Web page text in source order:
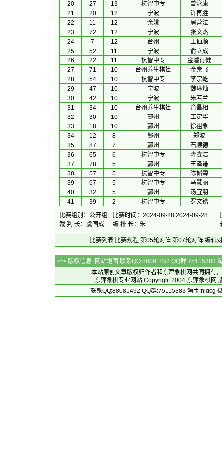
20
27 13 杭智中专
曾泳康
21
20 12 宁波
许再胜
22
11 12 余姚
屠营法
23
72 12 宁波
张文杰
24
7 12 台州
王仙顺
25
52 11 宁波
俞立成
26
22 11 杭智中专
金潘行健
27
71 10 台州养生棋社
金崇飞
28
54 10 杭智中专
李宗屹
29
47 10 宁波
魏琳灿
30
42 10 宁波
朱若兰
31
34 10 台州养生棋社
俞昌相
32
30 10 鄞州
王定华
33
18 10 鄞州
徐祖象
34
12 8 鄞州
郑波
35
87 7 鄞州
石顺德
36
65 6 杭智中专
隆鑫洁
37
78 5 鄞州
王泽谦
38
57 5 杭智中专
陈韬霖
39
67 5 杭智中专
马慧丽
40
32 5 鄞州
汤宜朋
41
39 2 杭智中专
罗文锴
比赛组别：公开组
比赛时间：2024-09-28 2024-09-28
裁 判 长：虞国成
编 排 长：朱
比赛列表 比赛规程 第05轮对阵 第07轮对阵 编辑
-=> 版权信息 [网站地图 联系QQ:88081492 QQ群:75115383
本站原创文章版权归作者和 东萍象棋网共同拥有
东萍象棋专业网站 Copyright 2004 东萍象棋网
联系QQ:88081492 QQ群:75115383 淘宝:hldcg